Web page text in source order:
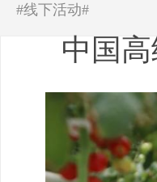
#线下活动#
中国